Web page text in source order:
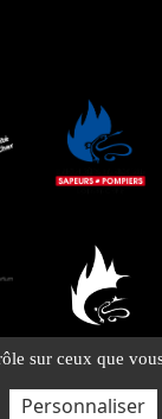
secours
la formation
sur ceux que
Personnaliser